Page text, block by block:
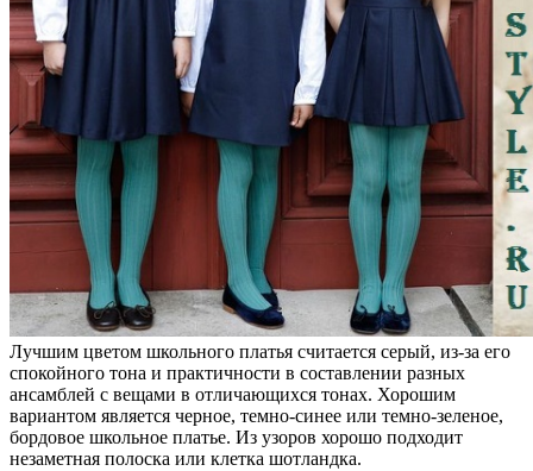
Лучшим цветом школьного платья считается серый, из-за его
спокойного тона и практичности в составлении разных
ансамблей с вещами в отличающихся тонах. Хорошим
вариантом является черное, темно-синее или темно-зеленое,
бордовое школьное платье. Из узоров хорошо подходит
незаметная полоска или клетка шотландка.